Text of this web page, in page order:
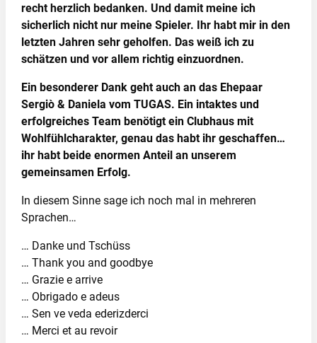
recht herzlich bedanken. Und damit meine ich
sicherlich nicht nur meine Spieler. Ihr habt mir in den
letzten Jahren sehr geholfen. Das weiß ich zu
schätzen und vor allem richtig einzuordnen.
Ein besonderer Dank geht auch an das Ehepaar
Sergiò & Daniela vom TUGAS. Ein intaktes und
erfolgreiches Team benötigt ein Clubhaus mit
Wohlfühlcharakter, genau das habt ihr geschaffen…
ihr habt beide enormen Anteil an unserem
gemeinsamen Erfolg.
In diesem Sinne sage ich noch mal in mehreren
Sprachen…
… Danke und Tschüss
… Thank you and goodbye
… Grazie e arrive
… Obrigado e adeus
… Sen ve veda ederizderci
… Merci et au revoir